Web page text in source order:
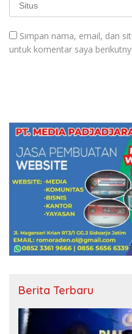
Simpan nama, email, dan
untuk komentar saya
Berita Terbaru